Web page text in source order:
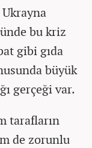
bu kriz
gibi gıda
büyük
gerçeği var.
tarafların
de zorunlu